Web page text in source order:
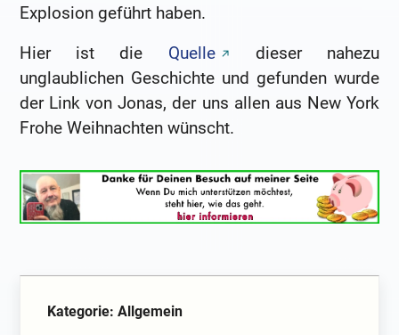
Explosion geführt haben.
Hier ist die Quelle
dieser nahezu
unglaublichen Geschichte und gefunden wurde
der Link von Jonas, der uns allen aus New York
Frohe Weihnachten wünscht.
Kategorie: Allgemein